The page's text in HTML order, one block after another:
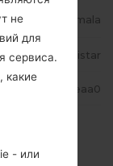
Guatemala
Movistar
не
для
сервиса.
какие
- или